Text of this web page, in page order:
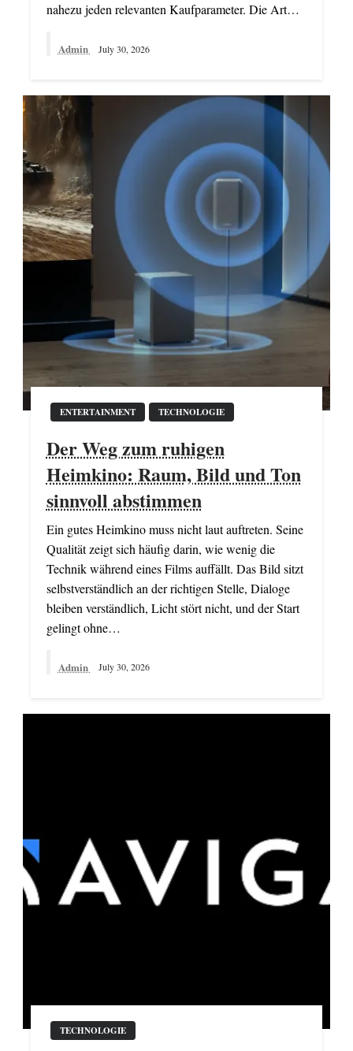
nahezu jeden relevanten Kaufparameter. Die Art…
Admin July 30, 2026
ENTERTAINMENT TECHNOLOGIE
Der Weg zum ruhigen
Heimkino: Raum, Bild und Ton
sinnvoll abstimmen
Ein gutes Heimkino muss nicht laut auftreten. Seine
Qualität zeigt sich häufig darin, wie wenig die
Technik während eines Films auffällt. Das Bild sitzt
selbstverständlich an der richtigen Stelle, Dialoge
bleiben verständlich, Licht stört nicht, und der Start
gelingt ohne…
Admin July 30, 2026
TECHNOLOGIE